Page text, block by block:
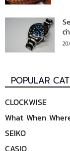
ต่
POPULAR
CLOCKWISE
What When
SEIKO